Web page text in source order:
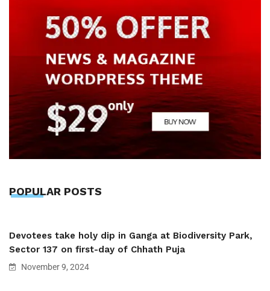
POPULAR POSTS
Devotees take holy dip in Ganga at Biodiversity Park,
Sector 137 on first-day of Chhath Puja
November 9, 2024